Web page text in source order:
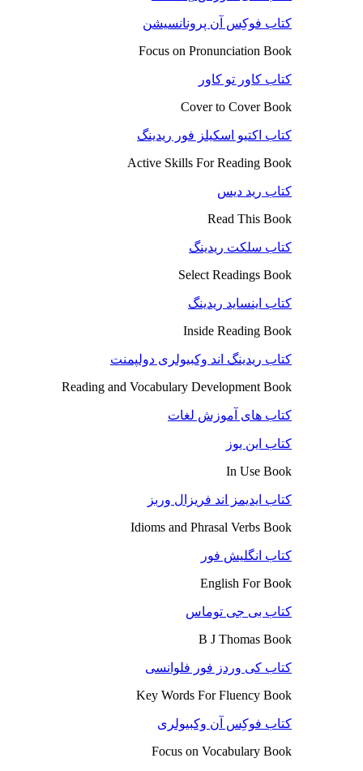
کتاب فوکِس آن پرونانسیشن
Focus on Pronunciation Book
کتاب کاور تو کاور
Cover to Cover Book
کتاب اکتیو اسکیلز فور ریدینگ
Active Skills For Reading Book
کتاب رید دیس
Read This Book
کتاب سلکت ریدینگ
Select Readings Book
کتاب اینساید ریدینگ
Inside Reading Book
کتاب ریدینگ اند وکبیولری دولپمنت
Reading and Vocabulary Development Book
کتاب های آموزش لغات
کتاب این یوز
In Use Book
کتاب ایدیمز اند فریزال وربز
Idioms and Phrasal Verbs Book
کتاب انگلیش فور
English For Book
کتاب بی جی توماس
B J Thomas Book
کتاب کی وردز فور فلوانسی
Key Words For Fluency Book
کتاب فوکِس آن وکبیولری
Focus on Vocabulary Book